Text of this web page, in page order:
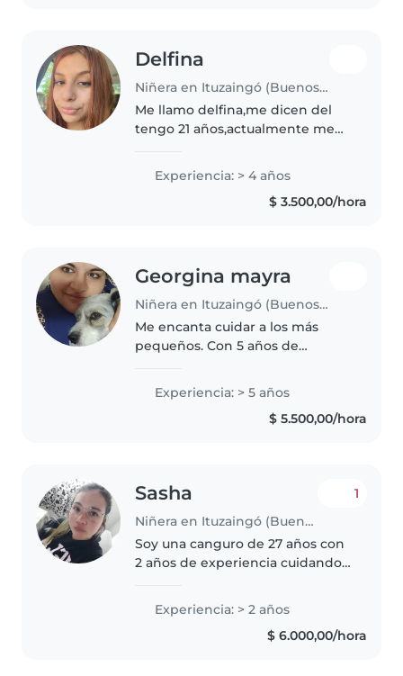
Delfina
Niñera en Ituzaingó (Buenos Aires)
Me llamo delfina,me dicen del
tengo 21 años,actualmente me
enfermería.amo los niños, soy
muy paciente,cuidadosa y
resolutiva,cuento con
Experiencia: > 4 años
$ 3.500,00/hora
Georgina mayra
Niñera en Ituzaingó (Buenos Aires)
Me encanta cuidar a los más
pequeños. Con 5 años de
trabajo con bebés, niños
pequeños y preescolares. Creo
que el tiempo juntos es una
Experiencia: > 5 años
$ 5.500,00/hora
Sasha
Niñera en Ituzaingó (Buenos Aires)
1
Soy una canguro de 27 años con
2 años de experiencia cuidando
escolar. Soy una persona
responsable, habladora y
Experiencia: > 2 años
$ 6.000,00/hora